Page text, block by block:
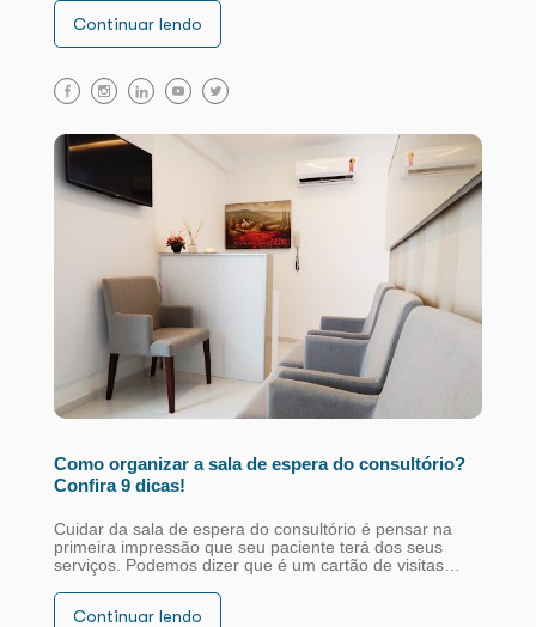
Continuar lendo
Como organizar a sala de espera do consultório?
Confira 9 dicas!
Cuidar da sala de espera do consultório é pensar na
primeira impressão que seu paciente terá dos seus
serviços. Podemos dizer que é um cartão de visitas…
Continuar lendo